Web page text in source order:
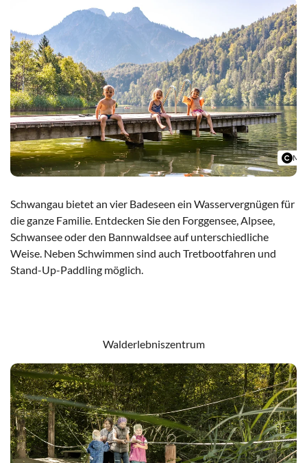
Schwangau bietet an vier Badeseen ein Wasservergnügen für
die ganze Familie. Entdecken Sie den Forggensee, Alpsee,
Schwansee oder den Bannwaldsee auf unterschiedliche
Weise. Neben Schwimmen sind auch Tretbootfahren und
Stand-Up-Paddling möglich.
Walderlebniszentrum